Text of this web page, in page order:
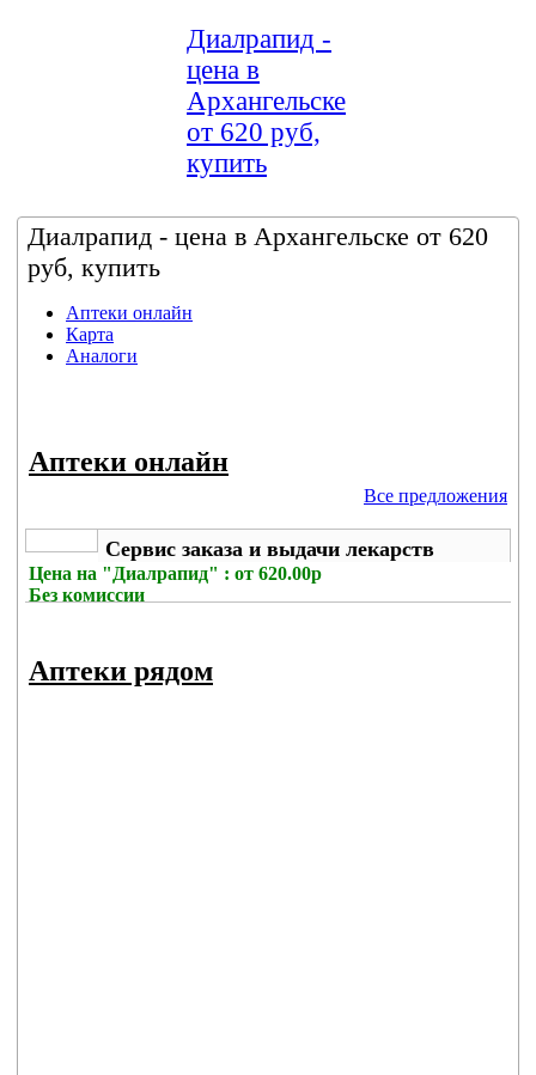
Диалрапид -
цена в
Архангельске
от 620 руб,
купить
Диалрапид - цена в Архангельске от 620
руб, купить
Аптеки онлайн
Карта
Аналоги
Аптеки онлайн
Все предложения
Сервис заказа и выдачи лекарств
Цена на "Диалрапид" : от 620.00р
Без комиссии
Аптеки рядом